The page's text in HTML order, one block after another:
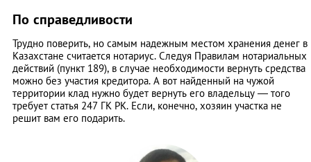
По справедливости
Трудно поверить, но самым надежным местом хранения денег в
Казахстане считается нотариус. Следуя Правилам нотариальных
действий (пункт 189), в случае необходимости вернуть средства
можно без участия кредитора. А вот найденный на чужой
территории клад нужно будет вернуть его владельцу — того
требует статья 247 ГК РК. Если, конечно, хозяин участка не
решит вам его подарить.